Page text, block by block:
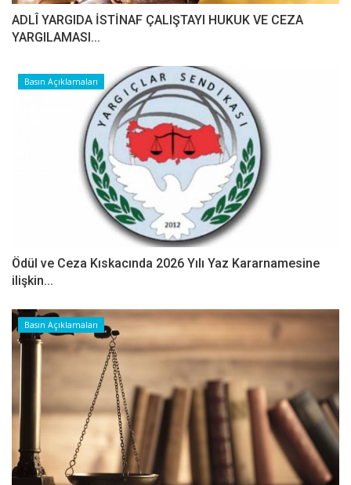
ADLÎ YARGIDA İSTİNAF ÇALIŞTAYI HUKUK VE CEZA
YARGILAMASI...
Basın Açıklamaları
Ödül ve Ceza Kıskacında 2026 Yılı Yaz Kararnamesine
ilişkin...
Basın Açıklamaları